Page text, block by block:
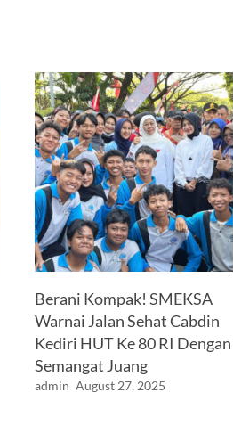
Berani Kompak! SMEKSA
Warnai Jalan Sehat Cabdin
Kediri HUT Ke 80 RI Dengan
Semangat Juang
admin August 27, 2025